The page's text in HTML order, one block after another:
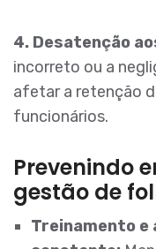
4. Desatenção
incorreto ou a
afetar a retenção
funcionários.
Prevenindo
gestão de
Treinamento e